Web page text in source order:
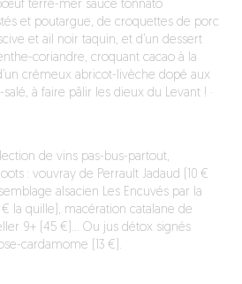
terre-mer sauce tonnato
et poutargue, de croquettes de porc
et ail noir taquin, et d’un dessert
coriandre, croquant cacao à la
crémeux abricot-livèche dopé aux
à faire pâlir les dieux du Levant ! ·
de vins pas-bus-partout,
: vouvray de Perrault Jadaud (10 €
alsacien Les Encuvés par la
la quille), macération catalane de
9+ (45 €)… Ou jus détox signés
cardamome (13 €).